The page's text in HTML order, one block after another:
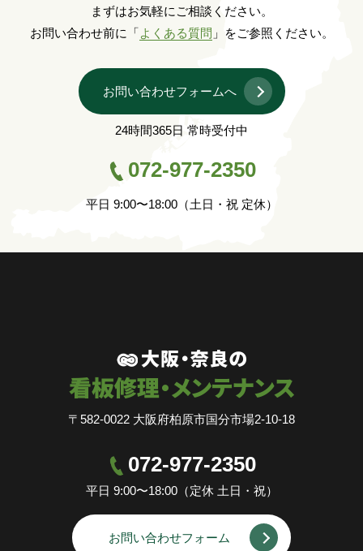
まずはお気軽にご相談ください。
お問い合わせ前に「よくある質問 」をご参照ください。
お問い合わせフォームへ
24時間365日 常時受付中
072-977-2350
平日 9:00〜18:00（土日・祝 定休）
〒582-0022 大阪府柏原市国分市場2-10-18
072-977-2350
平日 9:00〜18:00（定休 土日・祝）
お問い合わせフォーム